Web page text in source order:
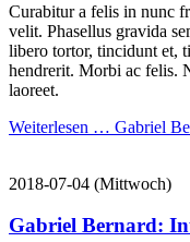
Curabitur a felis in nunc
velit. Phasellus gravida
libero tortor, tincidunt et,
hendrerit. Morbi ac felis.
laoreet.
Weiterlesen … Gabriel
2018-07-04 (Mittwoch)
Gabriel Bernard: